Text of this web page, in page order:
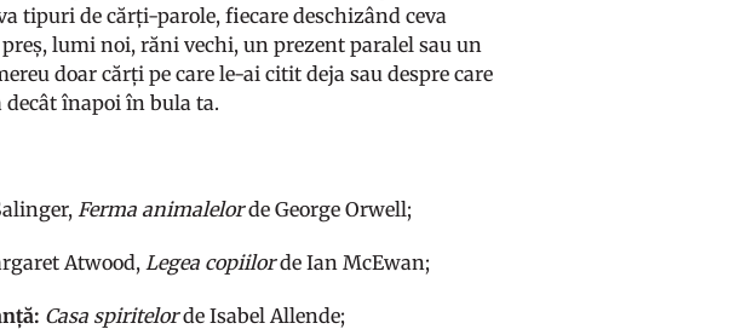
tipuri de cărți-parole, fiecare deschizând ceva
lumi noi, răni vechi, un prezent paralel sau un
doar cărți pe care le-ai citit deja sau despre care
înapoi în bula ta.
Ferma animalelorde George Orwell;
Atwood, Legea copiilorde Ian McEwan;
Casa spiritelorde Isabel Allende;